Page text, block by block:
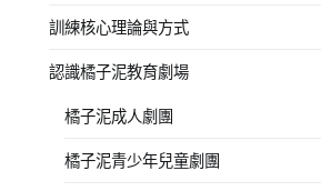
訓練核心理論與方式
認識橘子泥教育劇場
橘子泥成人劇團
橘子泥青少年兒童劇團